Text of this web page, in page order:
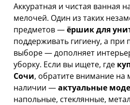
Аккуратная и чистая ванная
мелочей. Один из таких
предметов —ёршик для
поддерживать гигиену, а при
выборе — дополняет
уборку. Если вы ищете, где
Сочи, обратите внимание на
наличии —актуальные
напольные, стеклянные,